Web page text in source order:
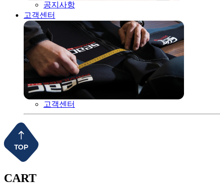
공지사항
고객센터
고객센터
CART